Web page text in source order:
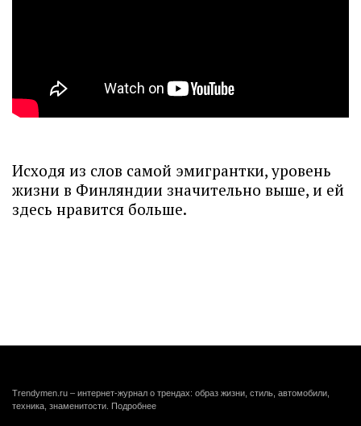
Исходя из слов самой эмигрантки, уровень
жизни в Финляндии значительно выше, и ей
здесь нравится больше.
Trendymen.ru – интернет-журнал о трендах: образ жизни, стиль, автомобили,
техника, знаменитости. Подробнее